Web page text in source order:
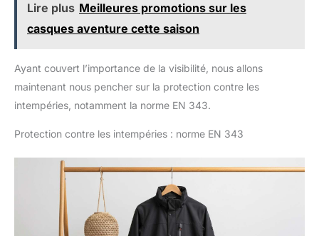
Lire plus Meilleures promotions sur les
casques aventure cette saison
Ayant couvert l’importance de la visibilité, nous allons
maintenant nous pencher sur la protection contre les
intempéries, notamment la norme EN 343.
Protection contre les intempéries : norme EN 343